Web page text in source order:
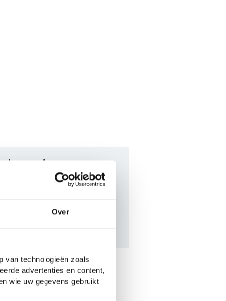
Over
van technologieën zoals
advertenties en content,
wie uw gegevens gebruikt
door
Mees Eline
blogs